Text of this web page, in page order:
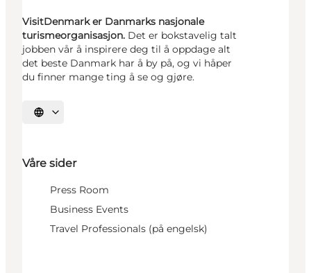
VisitDenmark er Danmarks nasjonale
turismeorganisasjon. Det er bokstavelig talt
jobben vår å inspirere deg til å oppdage alt
det beste Danmark har å by på, og vi håper
du finner mange ting å se og gjøre.
Velg språk
Våre sider
Press Room
Business Events
Travel Professionals (på engelsk)